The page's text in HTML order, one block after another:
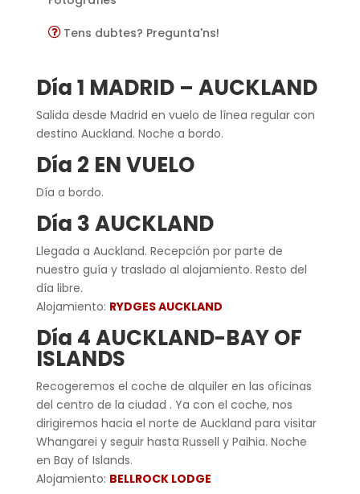
Tens dubtes? Pregunta'ns!
Día 1 MADRID – AUCKLAND
Salida desde Madrid en vuelo de línea regular con
destino Auckland. Noche a bordo.
Día 2 EN VUELO
Día a bordo.
Día 3 AUCKLAND
Llegada a Auckland. Recepción por parte de
nuestro guía y traslado al alojamiento. Resto del
día libre.
Alojamiento: RYDGES AUCKLAND
Día 4 AUCKLAND-BAY OF
ISLANDS
Recogeremos el coche de alquiler en las oficinas
del centro de la ciudad . Ya con el coche, nos
dirigiremos hacia el norte de Auckland para visitar
Whangarei y seguir hasta Russell y Paihia. Noche
en Bay of Islands.
Alojamiento: BELLROCK LODGE